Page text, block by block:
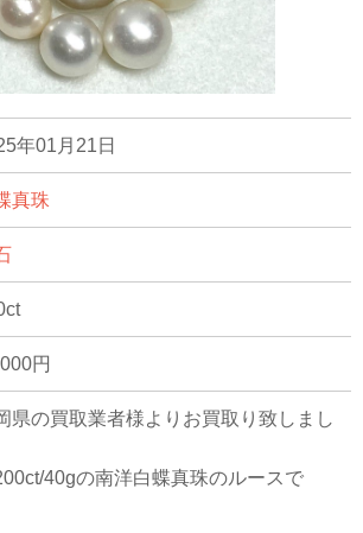
年01月21日
真珠
円
県の買取業者様よりお買取り致しまし
40gの南洋白蝶真珠のルースで